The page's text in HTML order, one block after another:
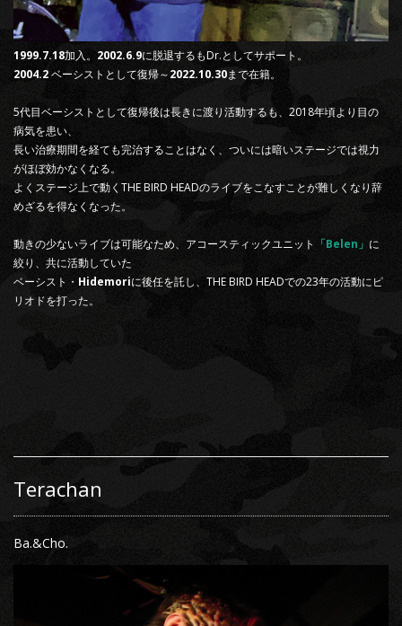
1999.7.18加入。 2002.6.9に脱退するもDr.としてサポート。
2004.2ベーシストとして復帰～2022.10.30まで在籍。
5代目ベーシストとして復帰後は長きに渡り活動するも、2018年頃より目の
病気を患い、
長い治療期間を経ても完治することはなく、ついには暗いステージでは視力
がほぼ効かなくなる。
よくステージ上で動くTHE BIRD HEADのライブをこなすことが難しくなり辞
めざるを得なくなった。
動きの少ないライブは可能なため、アコースティックユニット 「Belen」 に
絞り、共に活動していた
ベーシスト・ Hidemoriに後任を託し、THE BIRD HEADでの23年の活動にピ
リオドを打った。
Terachan
Ba.&Cho.